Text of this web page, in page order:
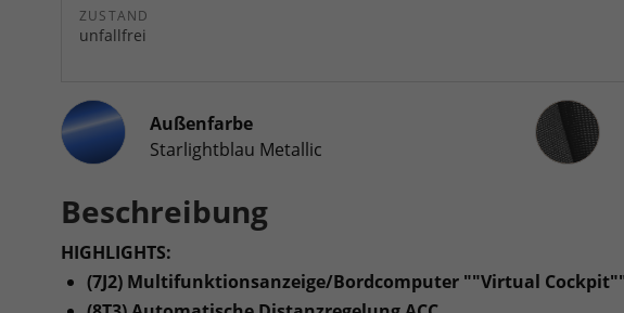
ZUSTAND
unfallfrei
Außenfarbe
Starlightblau Metallic
Beschreibung
HIGHLIGHTS:
(7J2) Multifunktionsanzeige/Bordcomputer ""Virtual Cockpit""